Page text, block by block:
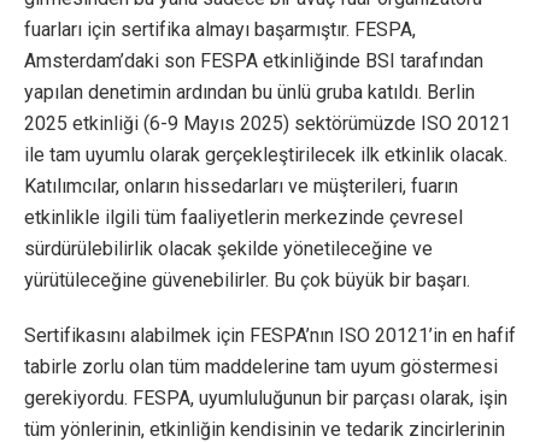
fuarları için sertifika almayı başarmıştır. FESPA,
Amsterdam’daki son FESPA etkinliğinde BSI tarafından
yapılan denetimin ardından bu ünlü gruba katıldı. Berlin
2025 etkinliği (6-9 Mayıs 2025) sektörümüzde ISO 20121
ile tam uyumlu olarak gerçekleştirilecek ilk etkinlik olacak.
Katılımcılar, onların hissedarları ve müşterileri, fuarın
etkinlikle ilgili tüm faaliyetlerin merkezinde çevresel
sürdürülebilirlik olacak şekilde yönetileceğine ve
yürütüleceğine güvenebilirler. Bu çok büyük bir başarı.
Sertifikasını alabilmek için FESPA’nın ISO 20121’in en hafif
tabirle zorlu olan tüm maddelerine tam uyum göstermesi
gerekiyordu. FESPA, uyumluluğunun bir parçası olarak, işin
tüm yönlerinin, etkinliğin kendisinin ve tedarik zincirlerinin